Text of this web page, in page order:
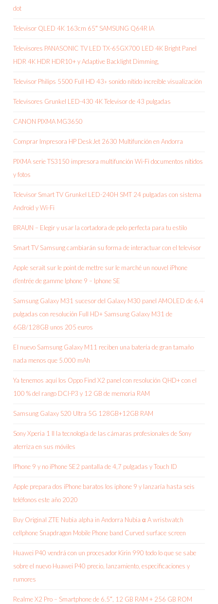
dot
Televisor QLED 4K 163cm 65″ SAMSUNG Q64R IA
Televisores PANASONIC TV LED TX-65GX700 LED 4K Bright Panel
HDR 4K HDR HDR10+ y Adaptive Backlight Dimming,
Televisor Philips 5500 Full HD 43» sonido nítido increíble visualización
Televisores Grunkel LED-430 4K Televisor de 43 pulgadas
CANON PIXMA MG3650
Comprar Impresora HP DeskJet 2630 Multifunción en Andorra
PIXMA serie TS3150 impresora multifunción Wi-Fi documentos nítidos
y fotos
Televisor Smart TV Grunkel LED-240H SMT 24 pulgadas con sistema
Android y Wi-Fi
BRAUN – Elegir y usar la cortadora de pelo perfecta para tu estilo
Smart TV Samsung cambiarán su forma de interactuar con el televisor
Apple serait sur le point de mettre sur le marché un nouvel iPhone
d’entrée de gamme Iphone 9 – Iphone SE
Samsung Galaxy M31 sucesor del Galaxy M30 panel AMOLED de 6,4
pulgadas con resolución Full HD+ Samsung Galaxy M31 de
6GB/128GB unos 205 euros
El nuevo Samsung Galaxy M11 reciben una batería de gran tamaño
nada menos que 5.000 mAh
Ya tenemos aquí los Oppo Find X2 panel con resolución QHD+ con el
100 % del rango DCI-P3 y 12 GB de memoria RAM
Samsung Galaxy S20 Ultra 5G 128GB+12GB RAM
Sony Xperia 1 II la tecnología de las cámaras profesionales de Sony
aterriza en sus móviles
IPhone 9 y no iPhone SE2 pantalla de 4,7 pulgadas y Touch ID
Apple prepara dos iPhone baratos los iphone 9 y lanzaría hasta seis
teléfonos este año 2020
Buy Original ZTE Nubia alpha in Andorra Nubia α A wristwatch
cellphone Snapdragon Mobile Phone band Curved surface screen
Huawei P40 vendrá con un procesador Kirin 990 todo lo que se sabe
sobre el nuevo Huawei P40 precio, lanzamiento, especificaciones y
rumores
Realme X2 Pro – Smartphone de 6.5″, 12 GB RAM + 256 GB ROM